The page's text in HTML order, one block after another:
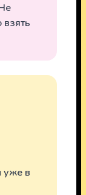
уже в